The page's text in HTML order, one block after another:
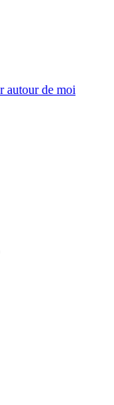
autour de moi